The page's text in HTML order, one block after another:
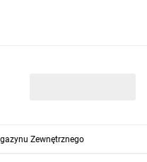
Zewnętrznego